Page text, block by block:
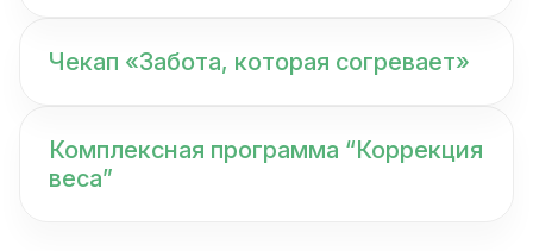
Чекап «Забота, которая согревает»
Комплексная программа “Коррекция
веса”